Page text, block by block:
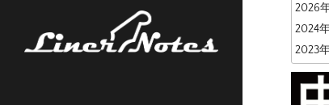
2026
2024
2023